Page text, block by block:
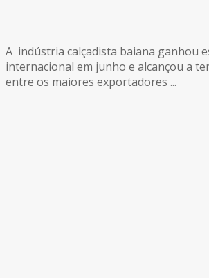
A indústria calçadista baiana ganhou
internacional em junho e alcançou a
entre os maiores exportadores ...